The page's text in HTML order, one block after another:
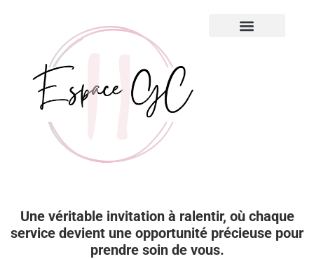
Une véritable invitation à ralentir, où chaque
service devient une opportunité précieuse pour
prendre soin de vous.